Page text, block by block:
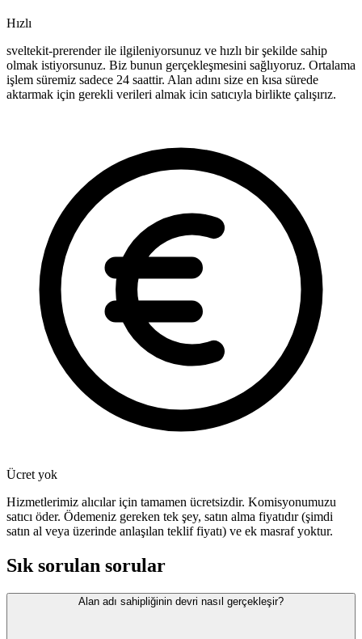
Hızlı
sveltekit-prerender ile ilgileniyorsunuz ve hızlı bir şekilde sahip
olmak istiyorsunuz. Biz bunun gerçekleşmesini sağlıyoruz. Ortalama
işlem süremiz sadece 24 saattir. Alan adını size en kısa sürede
aktarmak için gerekli verileri almak icin satıcıyla birlikte çalışırız.
Ücret yok
Hizmetlerimiz alıcılar için tamamen ücretsizdir. Komisyonumuzu
satıcı öder. Ödemeniz gereken tek şey, satın alma fiyatıdır (şimdi
satın al veya üzerinde anlaşılan teklif fiyatı) ve ek masraf yoktur.
Sık sorulan sorular
Alan adı sahipliğinin devri nasıl gerçekleşir?